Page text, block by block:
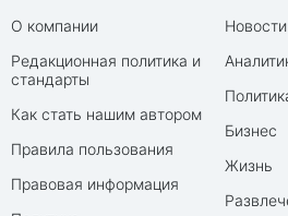
О компании
Редакционная политика и
стандарты
Как стать нашим автором
Правила пользования
Правовая информация
Бизнес
Жизнь